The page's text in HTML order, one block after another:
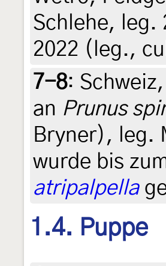
Schlehe, leg.
2022 (leg.,
7-8:
an Prunus
Bryner), leg.
wurde bis
atripalpella
1.4. Puppe